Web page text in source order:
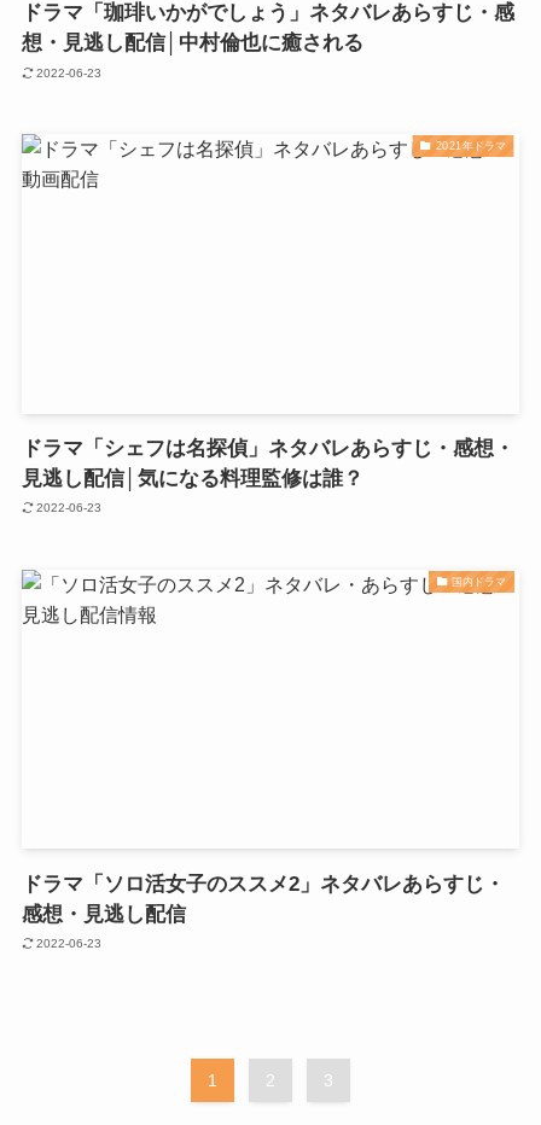
ドラマ「珈琲いかがでしょう」ネタバレあらすじ・感
想・見逃し配信│中村倫也に癒される
2022-06-23
2021年ドラマ
ドラマ「シェフは名探偵」ネタバレあらすじ・感想・
見逃し配信│気になる料理監修は誰？
2022-06-23
国内ドラマ
ドラマ「ソロ活女子のススメ2」ネタバレあらすじ・
感想・見逃し配信
2022-06-23
1 2 3